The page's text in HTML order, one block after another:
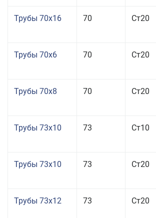
Трубы 70x16 70 Ст20
Трубы 70x6 70 Ст20
Трубы 70x8 70 Ст20
Трубы 73x10 73 Ст10
Трубы 73x10 73 Ст20
Трубы 73x12 73 Ст20